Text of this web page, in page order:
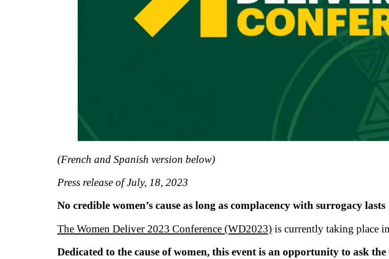
(French and Spanish version below)
Press release of July, 18, 2023
No credible women’s cause as long as complacency with surrogacy lasts
The Women Deliver 2023 Conference (WD2023) is currently taking place
Dedicated to the cause of women, this event is an opportunity to ask